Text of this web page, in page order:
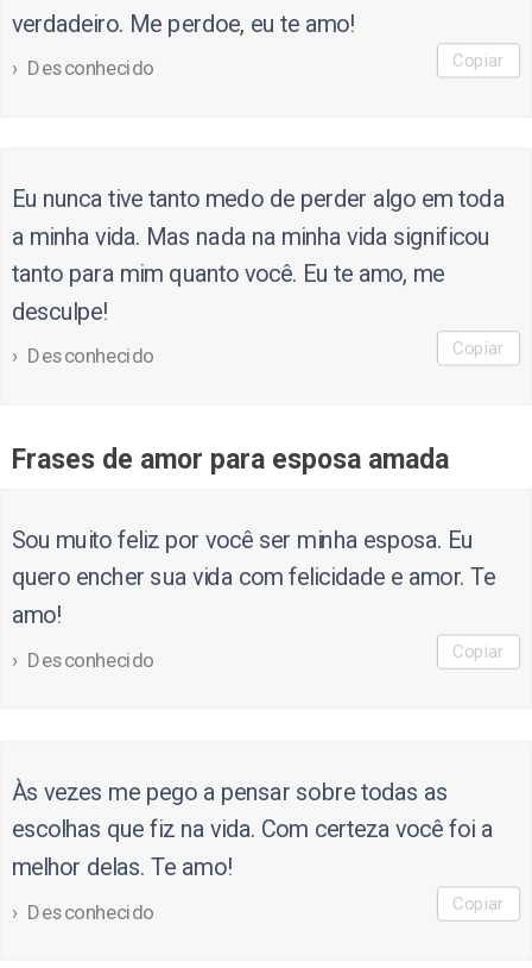
verdadeiro. Me perdoe, eu te amo!
Desconhecido Copiar
Eu nunca tive tanto medo de perder algo em toda
a minha vida. Mas nada na minha vida significou
tanto para mim quanto você. Eu te amo, me
desculpe!
Desconhecido Copiar
Frases de amor para esposa amada
Sou muito feliz por você ser minha esposa. Eu
quero encher sua vida com felicidade e amor. Te
amo!
Desconhecido Copiar
Às vezes me pego a pensar sobre todas as
escolhas que fiz na vida. Com certeza você foi a
melhor delas. Te amo!
Desconhecido Copiar